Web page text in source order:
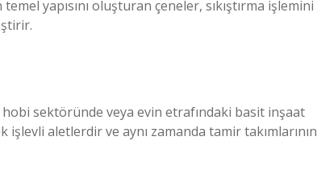
yapısını oluşturan çeneler, sıkıştırma işlemini
hobi sektöründe veya evin etrafındaki basit inşaat
aletlerdir ve aynı zamanda tamir takımlarının